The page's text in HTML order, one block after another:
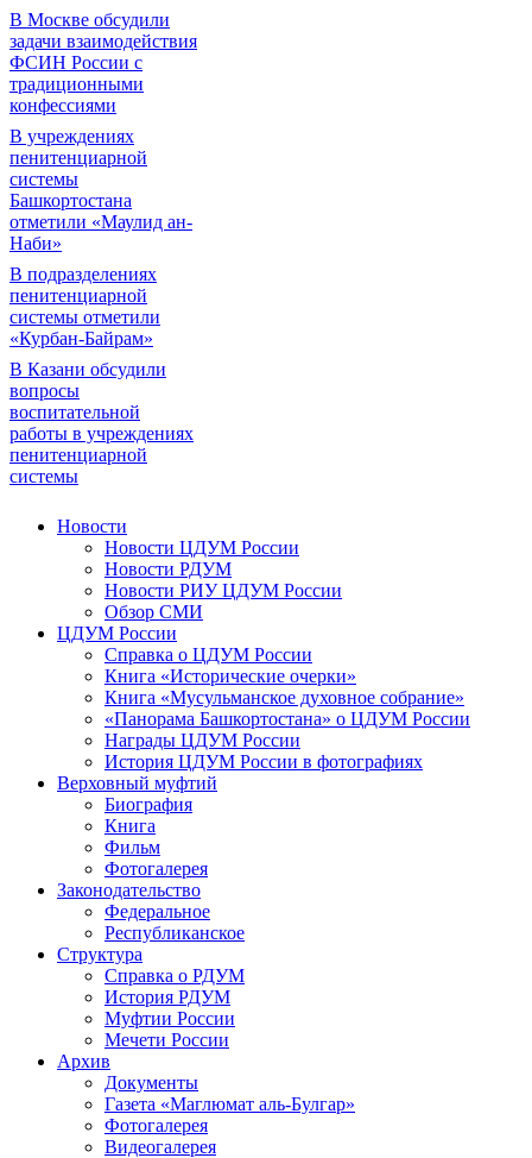
В Москве обсудили
задачи взаимодействия
ФСИН России с
традиционными
конфессиями
В учреждениях
пенитенциарной
системы
Башкортостана
отметили «Маулид ан-
Наби»
В подразделениях
пенитенциарной
системы отметили
«Курбан-Байрам»
В Казани обсудили
вопросы
воспитательной
работы в учреждениях
пенитенциарной
системы
Новости
Новости ЦДУМ России
Новости РДУМ
Новости РИУ ЦДУМ России
Обзор СМИ
ЦДУМ России
Справка о ЦДУМ России
Книга «Исторические очерки»
Книга «Мусульманское духовное собрание»
«Панорама Башкортостана» о ЦДУМ России
Награды ЦДУМ России
История ЦДУМ России в фотографиях
Верховный муфтий
Биография
Книга
Фильм
Фотогалерея
Законодательство
Федеральное
Республиканское
Структура
Справка о РДУМ
История РДУМ
Муфтии России
Мечети России
Архив
Документы
Газета «Маглюмат аль-Булгар»
Фотогалерея
Видеогалерея